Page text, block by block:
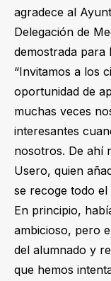
agradece al
Delegación de
demostrada para
“Invitamos a los
oportunidad de
muchas veces
interesantes
nosotros. De ahí
Usero, quien
se recoge todo
En principio,
ambicioso, pero
del alumnado y
que hemos